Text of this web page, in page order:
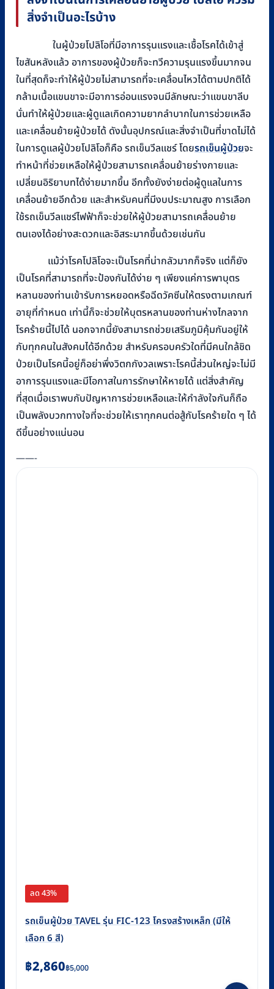
สิ่งจำเป็นอะไรบ้าง
ในผู้ป่วยโปลิโอที่มีอาการรุนแรงและเชื้อโรคได้เข้าสู่
ไขสันหลังแล้ว อาการของผู้ป่วยก็จะทวีความรุนแรงขึ้นมากจน
ในที่สุดก็จะทำให้ผู้ป่วยไม่สามารถที่จะเคลื่อนไหวได้ตามปกติได้
กล้ามเนื้อแขนขาจะมีอาการอ่อนแรงจนมีลักษณะว่าแขนขาลีบ
นั่นทำให้ผู้ป่วยและผู้ดูแลเกิดความยากลำบากในการช่วยเหลือ
และเคลื่อนย้ายผู้ป่วยได้ ดังนั้นอุปกรณ์และสิ่งจำเป็นที่ขาดไม่ได้
ในการดูแลผู้ป่วยโปลิโอก็คือ รถเข็นวีลแชร์ โดยรถเข็นผู้ป่วยจะ
ทำหน้าที่ช่วยเหลือให้ผู้ป่วยสามารถเคลื่อนย้ายร่างกายและ
เปลี่ยนอิริยาบทได้ง่ายมากขึ้น อีกทั้งยังง่ายต่อผู้ดูแลในการ
เคลื่อนย้ายอีกด้วย และสำหรับคนที่มีงบประมาณสูง การเลือก
ใช้รถเข็นวีลแชร์ไฟฟ้าก็จะช่วยให้ผู้ป่วยสามารถเคลื่อนย้าย
ตนเองได้อย่างสะดวกและอิสระมากขึ้นด้วยเช่นกัน
แม้ว่าโรคโปลิโอจะเป็นโรคที่น่ากลัวมากก็จริง แต่ก็ยัง
เป็นโรคที่สามารถที่จะป้องกันได้ง่าย ๆ เพียงแค่การพาบุตร
หลานของท่านเข้ารับการหยอดหรือฉีดวัคซีนให้ตรงตามเกณฑ์
อายุที่กำหนด เท่านี้ก็จะช่วยให้บุตรหลานของท่านห่างไกลจาก
โรคร้ายนี้ไปได้ นอกจากนี้ยังสามารถช่วยเสริมภูมิคุ้มกันอยู่ให้
กับทุกคนในสังคมได้อีกด้วย สำหรับครอบครัวใดที่มีคนใกล้ชิด
ป่วยเป็นโรคนี้อยู่ก็อย่าพึ่งวิตกกังวลเพราะโรคนี้ส่วนใหญ่จะไม่มี
อาการรุนแรงและมีโอกาสในการรักษาให้หายได้ แต่สิ่งสำคัญ
ที่สุดเมื่อเราพบกับปัญหาการช่วยเหลือและให้กำลังใจกันก็ถือ
เป็นพลังบวกทางใจที่จะช่วยให้เราทุกคนต่อสู้กับโรคร้ายใด ๆ ได้
ดีขึ้นอย่างแน่นอน
——-
ลด 43%
รถเข็นผู้ป่วย TAVEL รุ่น FIC-123 โครงสร้างเหล็ก (มีให้
เลือก 6 สี)
฿5,000
Original
฿2,860
Current